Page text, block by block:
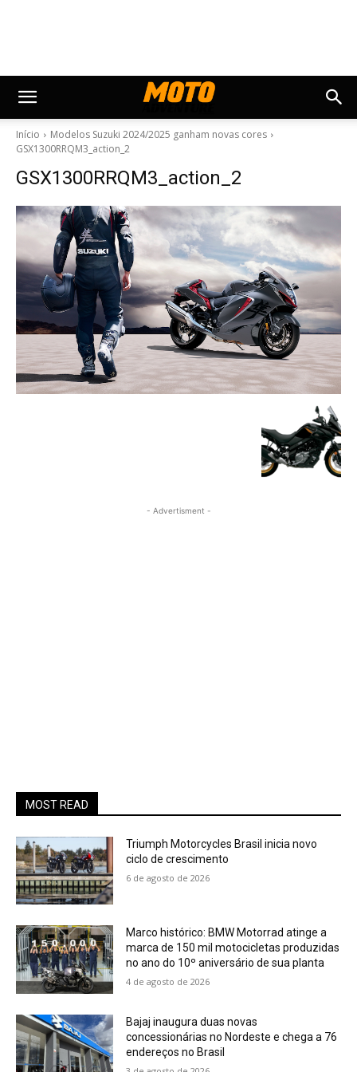
Início
Modelos Suzuki 2024/2025 ganham novas cores
GSX1300RRQM3_action_2
GSX1300RRQM3_action_2
- Advertisment -
MOST READ
Triumph Motorcycles Brasil inicia novo
ciclo de crescimento
6 de agosto de 2026
Marco histórico: BMW Motorrad atinge a
marca de 150 mil motocicletas produzidas
no ano do 10º aniversário de sua planta
4 de agosto de 2026
Bajaj inaugura duas novas
concessionárias no Nordeste e chega a 76
endereços no Brasil